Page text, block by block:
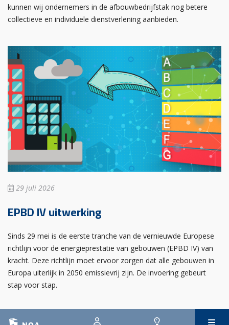
kunnen wij ondernemers in de afbouwbedrijfstak nog betere
collectieve en individuele dienstverlening aanbieden.
29 juli 2026
EPBD IV uitwerking
Sinds 29 mei is de eerste tranche van de vernieuwde Europese
richtlijn voor de energieprestatie van gebouwen (EPBD IV) van
kracht. Deze richtlijn moet ervoor zorgen dat alle gebouwen in
Europa uiterlijk in 2050 emissievrij zijn. De invoering gebeurt
stap voor stap.